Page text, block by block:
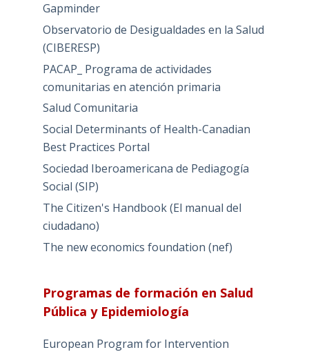
Gapminder
Observatorio de Desigualdades en la Salud
(CIBERESP)
PACAP_ Programa de actividades
comunitarias en atención primaria
Salud Comunitaria
Social Determinants of Health-Canadian
Best Practices Portal
Sociedad Iberoamericana de Pediagogía
Social (SIP)
The Citizen's Handbook (El manual del
ciudadano)
The new economics foundation (nef)
Programas de formación en Salud
Pública y Epidemiología
European Program for Intervention